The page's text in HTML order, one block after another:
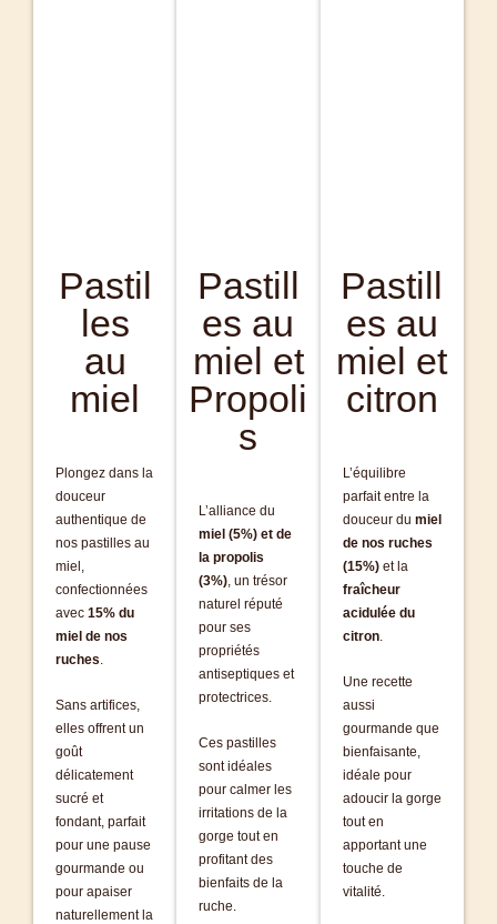
Pastil
les
au
miel
Plongez dans la
douceur
authentique de
nos pastilles au
miel,
confectionnées
avec 15% du
miel de nos
ruches.
Sans artifices,
elles offrent un
goût
délicatement
sucré et
fondant, parfait
pour une pause
gourmande ou
pour apaiser
naturellement la
Pastill
es au
miel et
Propoli
s
L’alliance du
miel (5%) et de
la propolis
(3%), un trésor
naturel réputé
pour ses
propriétés
antiseptiques et
protectrices.
Ces pastilles
sont idéales
pour calmer les
irritations de la
gorge tout en
profitant des
bienfaits de la
ruche.
Pastill
es au
miel et
citron
L’équilibre
parfait entre la
douceur du miel
de nos ruches
(15%)et la
fraîcheur
acidulée du
citron.
Une recette
aussi
gourmande que
bienfaisante,
idéale pour
adoucir la gorge
tout en
apportant une
touche de
vitalité.